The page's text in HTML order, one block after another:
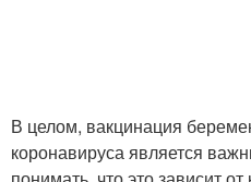
В целом, вакцинация
коронавируса является